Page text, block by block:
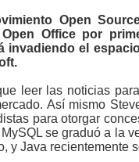
Open
Open Office por
invadiendo el
leer las noticias
Así mismo
para otorgar
se graduó a la
y Java recientemente